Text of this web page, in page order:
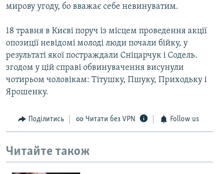
мирову угоду, бо вважає себе невинуватим.
18 травня в Києві поруч із місцем проведення акції
опозиції невідомі молоді люди почали бійку, у
результаті якої постраждали Сніцарчук і Содель.
згодом у цій справі обвинувачення висунули
чотирьом чоловікам: Тітушку, Пшуку, Приходьку і
Ярошенку.
Поділитись Читати без VPN Follow us
Читайте також